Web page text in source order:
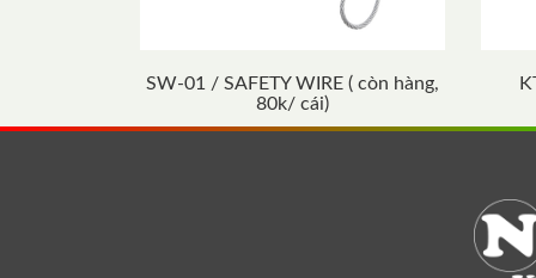
SW-01 / SAFETY WIRE ( còn hàng,
80k/ cái)